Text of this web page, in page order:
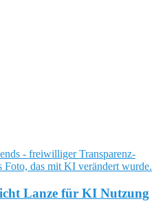
Lanze für KI Nutzung